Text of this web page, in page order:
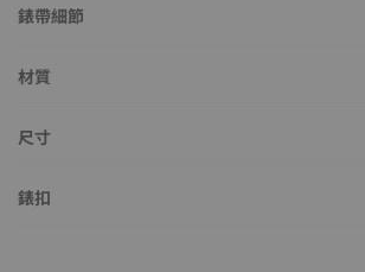
錶帶細節
材質
尺寸
錶扣